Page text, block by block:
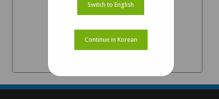
STURDeCAM20_CUXVR
Jetson AGX Xavier용 FHD GMSL2 카메라
Switch to English
Continue in Korean